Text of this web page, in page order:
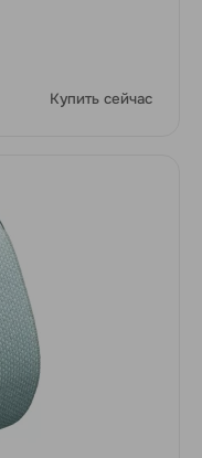
Купить сейчас